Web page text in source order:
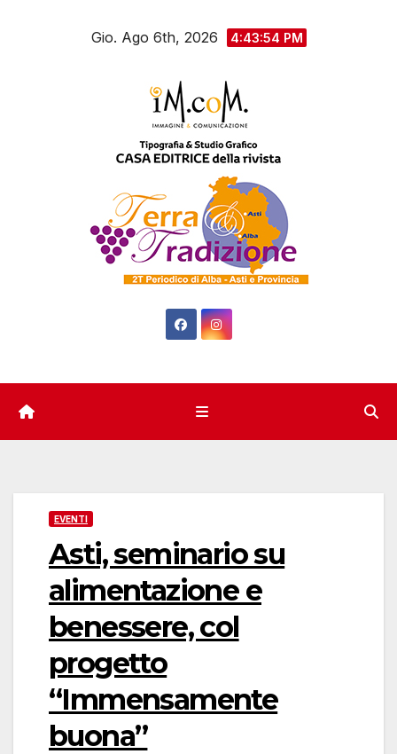
Gio. Ago 6th, 2026 4:43:55 PM
EVENTI
Asti, seminario su
alimentazione e
benessere, col
progetto
“Immensamente
buona”